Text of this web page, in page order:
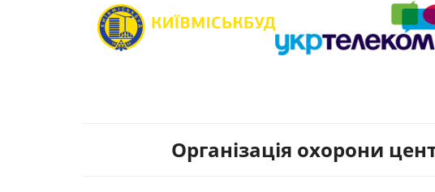
Організація охорони